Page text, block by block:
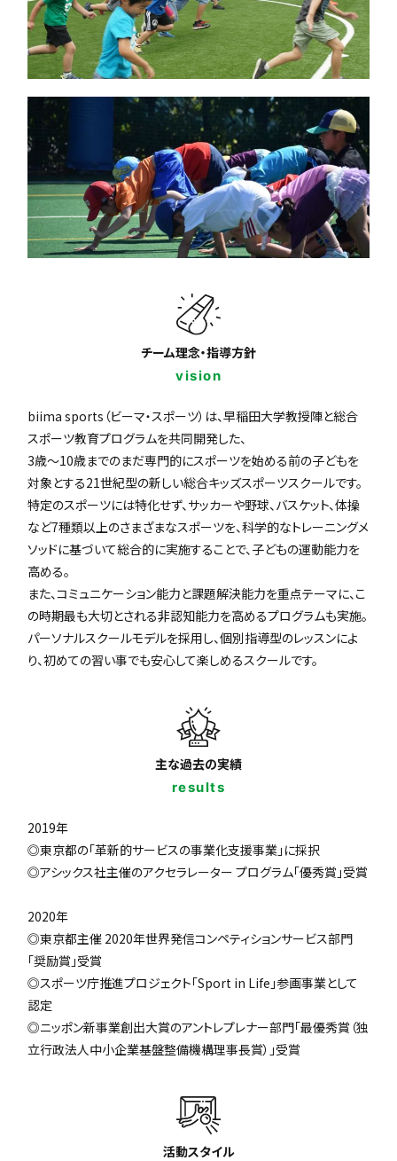
チーム理念・指導方針
vision
biima sports（ビーマ・スポーツ）は、早稲田大学教授陣と総合
スポーツ教育プログラムを共同開発した、
3歳〜10歳までのまだ専門的にスポーツを始める前の子どもを
対象とする21世紀型の新しい総合キッズスポーツスクールです。
特定のスポーツには特化せず、サッカーや野球、バスケット、体操
など7種類以上のさまざまなスポーツを、科学的なトレーニングメ
ソッドに基づいて総合的に実施することで、子どもの運動能力を
高める。
また、コミュニケーション能力と課題解決能力を重点テーマに、こ
の時期最も大切とされる非認知能力を高めるプログラムも実施。
パーソナルスクールモデルを採用し、個別指導型のレッスンによ
り、初めての習い事でも安心して楽しめるスクールです。
主な過去の実績
results
2019年
◎東京都の「革新的サービスの事業化支援事業」に採択
◎アシックス社主催のアクセラレーター プログラム「優秀賞」受賞
2020年
◎東京都主催 2020年世界発信コンペティションサービス部門
「奨励賞」受賞
◎スポーツ庁推進プロジェクト「Sport in Life」参画事業として
認定
◎ニッポン新事業創出大賞のアントレプレナー部門「最優秀賞（独
立行政法人中小企業基盤整備機構理事長賞）」受賞
活動スタイル